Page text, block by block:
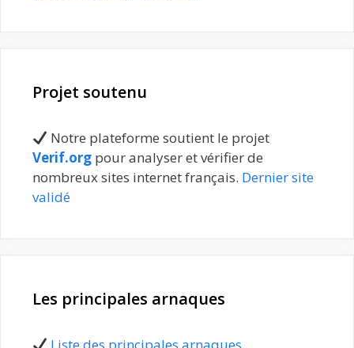
Projet soutenu
Notre plateforme soutient le projet
Verif.org pour analyser et vérifier de
nombreux sites internet français. Dernier site
validé
Les principales arnaques